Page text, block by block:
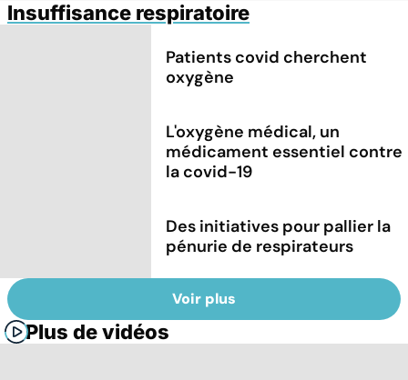
Insuffisance respiratoire
Patients covid cherchent
oxygène
L'oxygène médical, un
médicament essentiel contre
la covid-19
Des initiatives pour pallier la
pénurie de respirateurs
Voir plus
Plus de vidéos